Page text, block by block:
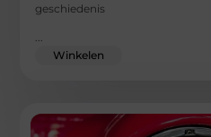
geschiedenis
...
Winkelen